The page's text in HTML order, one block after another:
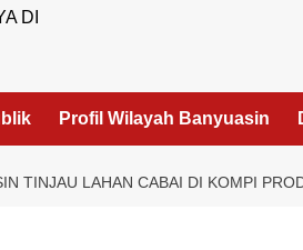
DI
Profil Wilayah Banyuasin
TINJAU LAHAN CABAI DI KOMPI